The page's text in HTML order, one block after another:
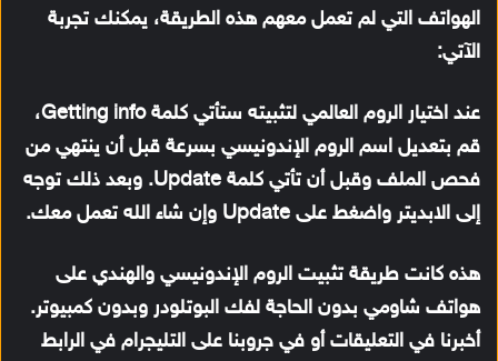
الهواتف التي لم تعمل معهم هذه الطريقة، يمكنك تجربة
الآتي:
عند اختيار الروم العالمي لتثبيته ستأتي كلمة Getting info،
قم بتعديل اسم الروم الإندونيسي بسرعة قبل أن ينتهي من
فحص الملف وقبل أن تأتي كلمة Update. وبعد ذلك توجه
إلى الابديتر واضغط على Update وإن شاء الله تعمل معك.
هذه كانت طريقة تثبيت الروم الإندونيسي والهندي على
هواتف شاومي بدون الحاجة لفك البوتلودر وبدون كمبيوتر.
أخبرنا في التعليقات أو في جروبنا على التليجرام في الرابط